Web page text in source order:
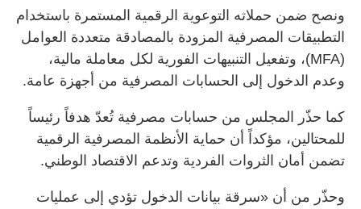
ونصح ضمن حملاته التوعوية الرقمية المستمرة باستخدام
التطبيقات المصرفية المزودة بالمصادقة متعددة العوامل
(MFA)، وتفعيل التنبيهات الفورية لكل معاملة مالية،
وعدم الدخول إلى الحسابات المصرفية من أجهزة عامة.
كما حذّر المجلس من حسابات مصرفية تُعدّ هدفاً رئيساً
للمحتالين، مؤكداً أن حماية الأنظمة المصرفية الرقمية
تضمن أمان الثروات الفردية وتدعم الاقتصاد الوطني.
وحذّر من أن «سرقة بيانات الدخول تؤدي إلى عمليات